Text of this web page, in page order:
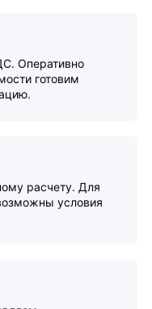
Оперативно
готовим
расчету. Для
условия